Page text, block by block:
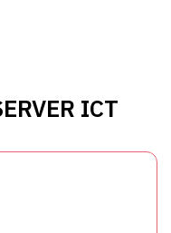
ICT